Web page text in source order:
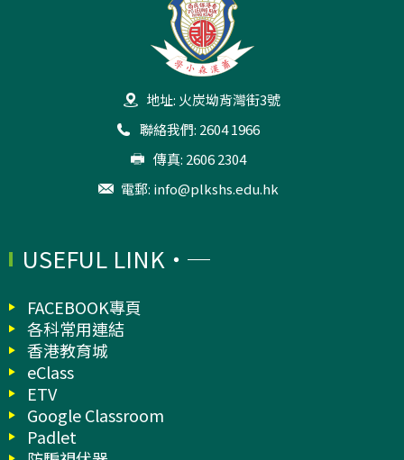
地址: 火炭坳背灣街3號
聯絡我們: 2604 1966
傳真: 2606 2304
電郵: info@plkshs.edu.hk
USEFUL LINK
FACEBOOK專頁
各科常用連結
香港教育城
eClass
ETV
Google Classroom
Padlet